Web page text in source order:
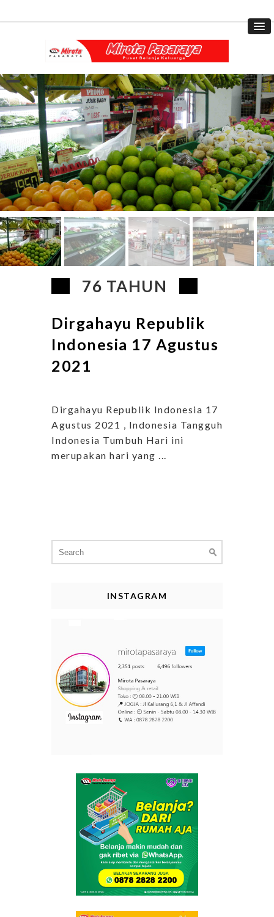
76 TAHUN
Dirgahayu Republik
Indonesia 17 Agustus
2021
Dirgahayu Republik Indonesia 17
Agustus 2021 , Indonesia Tangguh
Indonesia Tumbuh Hari ini
merupakan hari yang ...
for:
INSTAGRAM